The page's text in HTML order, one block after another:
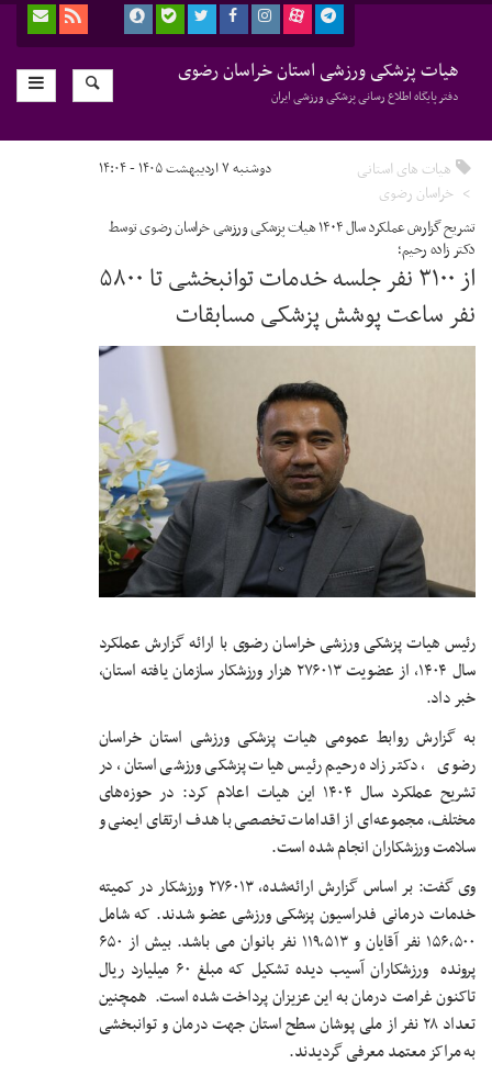
هیات پزشکی ورزشی استان خراسان رضوی
دفتر پایگاه اطلاع رسانی پزشکی ورزشی ایران
هیات های استانی
خراسان رضوی
دوشنبه ۷ اردیبهشت ۱۴۰۵ - ۱۴:۰۴
تشریح گزارش عملکرد سال ۱۴۰۴ هیات پزشکی ورزشی خراسان رضوی توسط
دکتر زاده رحیم؛
از ۳۱۰۰ نفر جلسه خدمات توانبخشی تا ۵۸۰۰
نفر ساعت پوشش پزشکی مسابقات
رئیس هیات پزشکی ورزشی خراسان رضوی با ارائه گزارش عملکرد
سال ۱۴۰۴، از عضویت ۲۷۶۰۱۳ هزار ورزشکار سازمان یافته استان،
خبر داد.
به گزارش روابط عمومی هیات پزشکی ورزشی استان خراسان
رضوی ، دکتر زاده رحیم رئیس هیات پزشکی ورزشی استان، در
تشریح عملکرد سال ۱۴۰۴ این هیات اعلام کرد: در حوزه‌های
مختلف، مجموعه‌ای از اقدامات تخصصی با هدف ارتقای ایمنی و
سلامت ورزشکاران انجام شده است.
وی گفت: بر اساس گزارش ارائه‌شده، ۲۷۶۰۱۳ ورزشکار در کمیته
خدمات درمانی فدراسیون پزشکی ورزشی عضو شدند. که شامل
۱۵۶٬۵۰۰ نفر آقایان و ۱۱۹٬۵۱۳ نفر بانوان می باشد. بیش از ۶۵۰
پرونده ورزشکاران آسیب دیده تشکیل که مبلغ ۶۰ میلیارد ریال
تاکنون غرامت درمان به این عزیزان پرداخت شده است. همچنین
تعداد ۲۸ نفر از ملی پوشان سطح استان جهت درمان و توانبخشی
به مراکز معتمد معرفی گردیدند.